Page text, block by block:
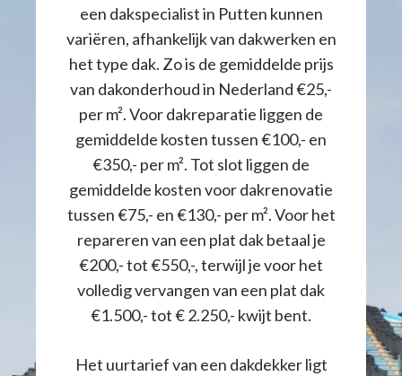
een dakspecialist in Putten kunnen
variëren, afhankelijk van dakwerken en
het type dak. Zo is de gemiddelde prijs
van dakonderhoud in Nederland €25,-
per m². Voor dakreparatie liggen de
gemiddelde kosten tussen €100,- en
€350,- per m². Tot slot liggen de
gemiddelde kosten voor dakrenovatie
tussen €75,- en €130,- per m². Voor het
repareren van een plat dak betaal je
€200,- tot €550,-, terwijl je voor het
volledig vervangen van een plat dak
€1.500,- tot € 2.250,- kwijt bent.
Het uurtarief van een dakdekker ligt